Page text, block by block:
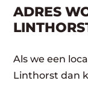
ADRES
Als we een
Linthorst dan